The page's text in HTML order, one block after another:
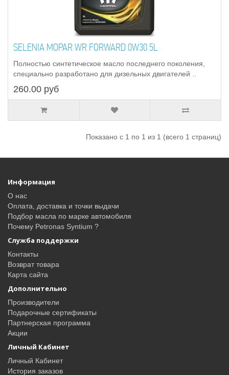
SELENIA MOPAR WR FORWARD 0W30 5L
Полностью синтетическое масло последнего поколения,
специально разработано для дизельных двигателей ..
260.00 руб
Показано с 1 по 1 из 1 (всего 1 страниц)
Информация
О нас
Оплата, доставка и точки выдачи
Подбор масла по марке автомобиля
Почему Petronas Syntium ?
Служба поддержки
Контакты
Возврат товара
Карта сайта
Дополнительно
Производители
Подарочные сертификаты
Партнерская программа
Акции
Личный Кабинет
Личный Кабинет
История заказов